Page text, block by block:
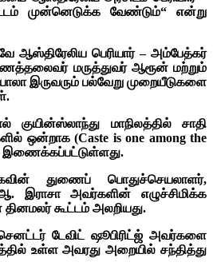
முன்னெடுக்க வேண்டும்“ என்று
ஆஸ்திரேலிய பெரியார் – அம்பேத்கர்
மருத்துவர் ஆரூன் மற்றும்
இருவரும் பல்வேறு முறையீடுகளை
குயின்ஸ்லாந்து மாநிலத்தில் சாதி
ஒன்றாக (Caste is one among the
இணைக்கப்பட்டுள்ளது.
துணைப் பொதுச்செயலாளர்,
ஆ. இராசா அவர்களின் எழுச்சிமிக்க
தினமலர் கூட்டம் அலறியது.
டேவிட் ஷூபிரிட்ஜ் அவர்களை
உள்ள அவரது அறையில் சந்தித்து